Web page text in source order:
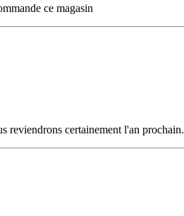
ce magasin
reviendrons certainement l'an prochain.